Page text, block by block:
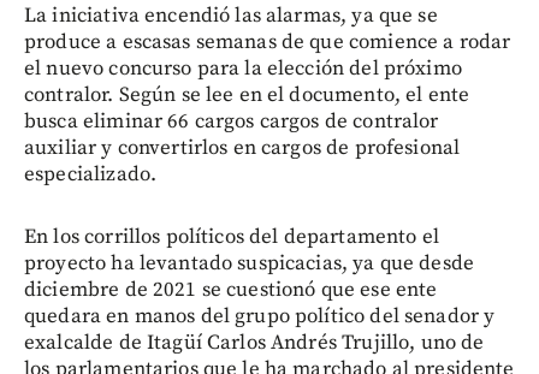
La iniciativa encendió las alarmas, ya que se
produce a escasas semanas de que comience a rodar
el nuevo concurso para la elección del próximo
contralor. Según se lee en el documento, el ente
busca eliminar 66 cargos cargos de contralor
auxiliar y convertirlos en cargos de profesional
especializado.
En los corrillos políticos del departamento el
proyecto ha levantado suspicacias, ya que desde
diciembre de 2021 se cuestionó que ese ente
quedara en manos del grupo político del senador y
exalcalde de Itagüí Carlos Andrés Trujillo, uno de
los parlamentarios que le ha marchado al presidente